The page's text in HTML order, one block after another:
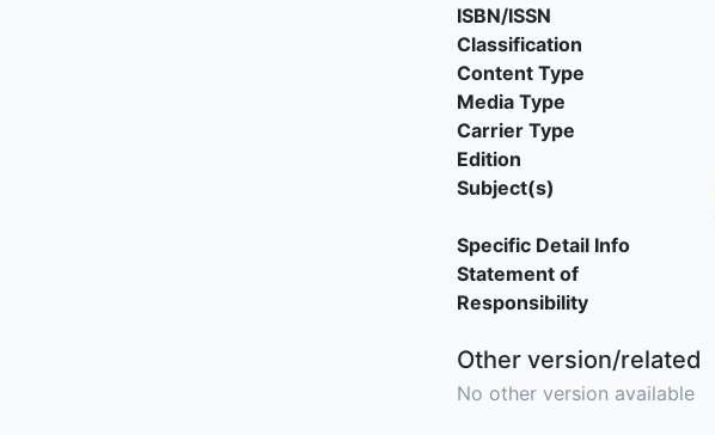
ISBN/ISSN
Classification
Content Type
Media Type
Carrier Type
Edition
Subject(s)
Specific Detail Info
Statement of
Responsibility
Other version/related
No other version available